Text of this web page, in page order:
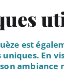
est
En